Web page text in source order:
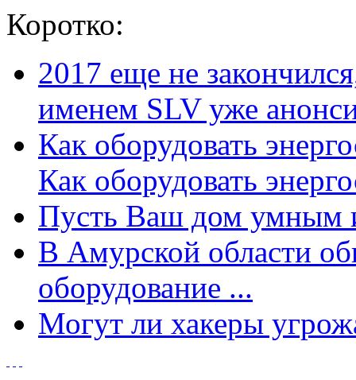
Коротко:
2017 еще не
именем SLV уже
Как оборудовать
Как оборудовать
Пусть Ваш дом умным
В Амурской области
оборудование ...
Могут ли хакеры